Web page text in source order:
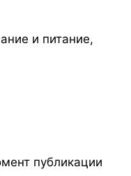
и питание,
публикации